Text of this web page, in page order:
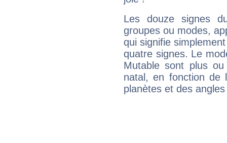
Les douze signes
groupes ou modes,
qui signifie
quatre signes. Le
Mutable sont plus
natal, en fonction de
planètes et des